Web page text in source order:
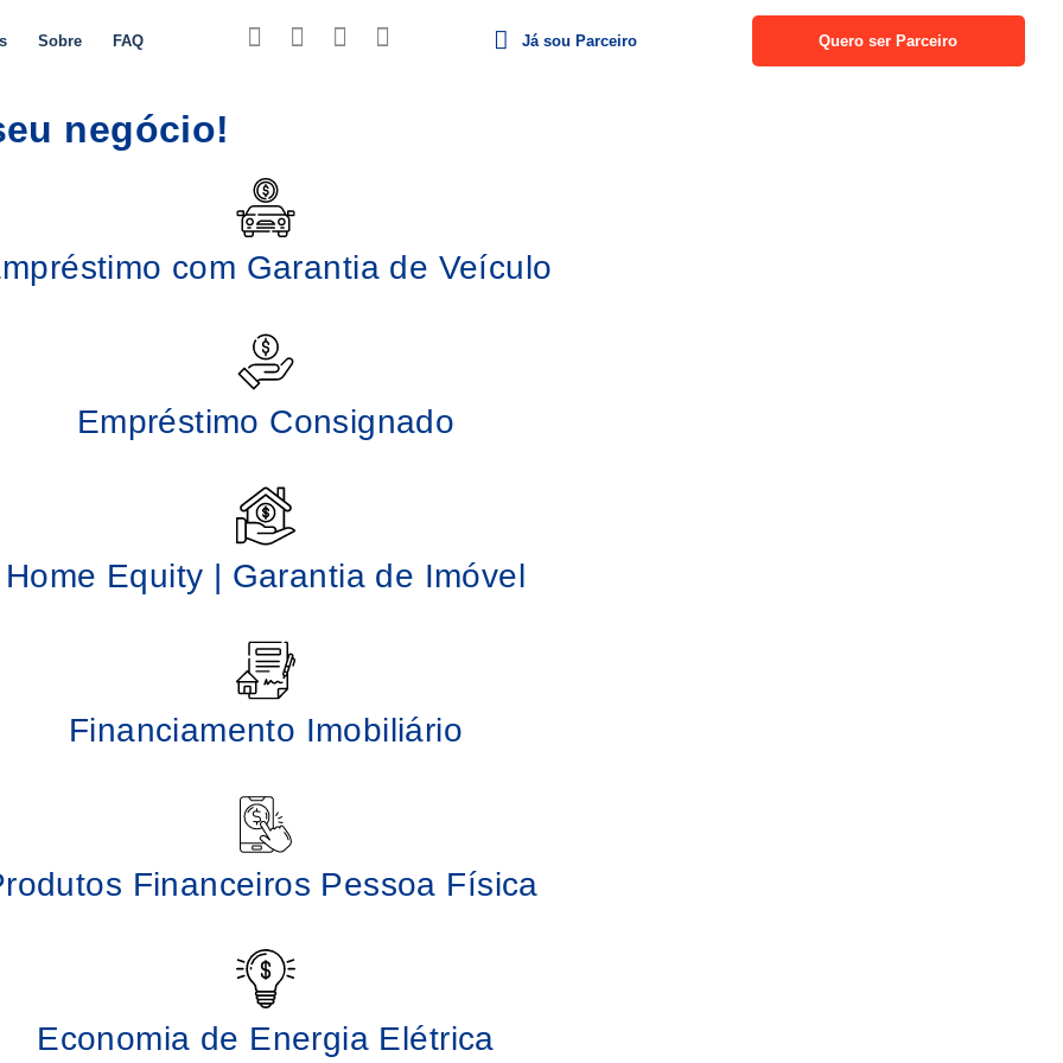
Sobre FAQ Já sou Parceiro Quero ser Parceiro
negócio!
com Garantia de Veículo
Empréstimo Consignado
Home Equity | Garantia de Imóvel
Financiamento Imobiliário
Financeiros Pessoa Física
Economia de Energia Elétrica